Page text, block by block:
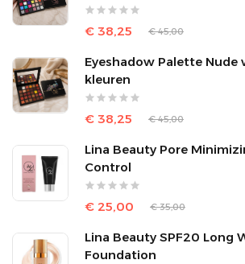
€ 38,25 € 45,00
Eyeshadow Palette
kleuren
€ 38,25 € 45,00
Lina Beauty Pore
Control
€ 25,00 € 35,00
Lina Beauty SPF20 Long
Foundation